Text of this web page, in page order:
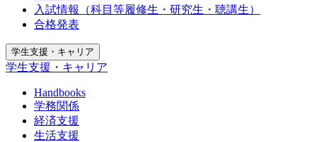
入試情報（科目等履修生・研究生・聴講生）
合格発表
学生支援・キャリア
学生支援・キャリア
Handbooks
学務関係
経済支援
生活支援